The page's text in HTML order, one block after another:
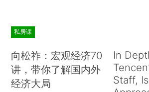
波动、以美股科技股为代表的高
调，外部环境的影响加之过去两
格长时间延续，部分行业、个股
2010年以来的较高位置，前期强势
了大幅的调整。
私房课
向松祚：宏观经济70
讲，带你了解国内外
经济大局
In
Staff, Is